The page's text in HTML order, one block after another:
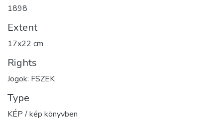
1898
Extent
17x22 cm
Rights
Jogok: FSZEK
Type
KÉP / kép könyvben